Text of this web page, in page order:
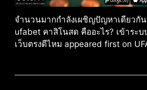
จำนวนมากกำลังเผชิญปัญหาเดียวกั
ufabet คาสิโนสด คืออะไร? เข้าระบ
เว็บตรงดีไหม appeared first on